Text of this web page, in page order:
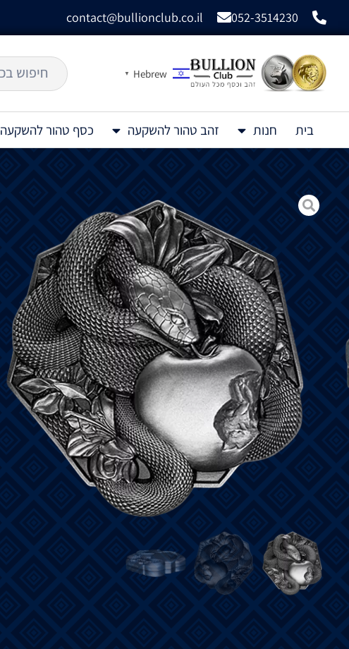
052-3514230
contact@bullionclub.co.il
Hebrew
▼
בית חנות זהב טהור להשקעה כסף טהור להשקעה